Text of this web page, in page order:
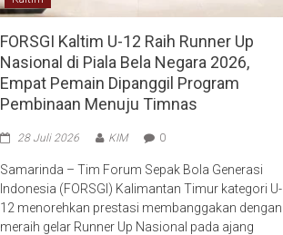
FORSGI Kaltim U-12 Raih Runner Up
Nasional di Piala Bela Negara 2026,
Empat Pemain Dipanggil Program
Pembinaan Menuju Timnas
28 Juli 2026 KIM 0
Samarinda – Tim Forum Sepak Bola Generasi
Indonesia (FORSGI) Kalimantan Timur kategori U-
12 menorehkan prestasi membanggakan dengan
meraih gelar Runner Up Nasional pada ajang